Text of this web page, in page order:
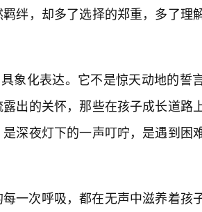
绊，却多了选择的郑重，多了理
象化表达。它不是惊天动地的誓
出的关怀，那些在孩子成长道路
深夜灯下的一声叮咛，是遇到困
一次呼吸，都在无声中滋养着孩